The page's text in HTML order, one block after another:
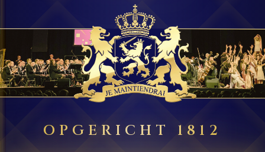
OPGERICHT 1812